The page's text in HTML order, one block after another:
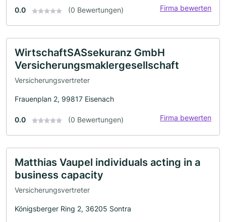
0.0 (0 Bewertungen) Firma bewerten
WirtschaftSASsekuranz GmbH
Versicherungsmaklergesellschaft
Versicherungsvertreter
Frauenplan 2, 99817 Eisenach
0.0 (0 Bewertungen) Firma bewerten
Matthias Vaupel individuals acting in a
business capacity
Versicherungsvertreter
Königsberger Ring 2, 36205 Sontra